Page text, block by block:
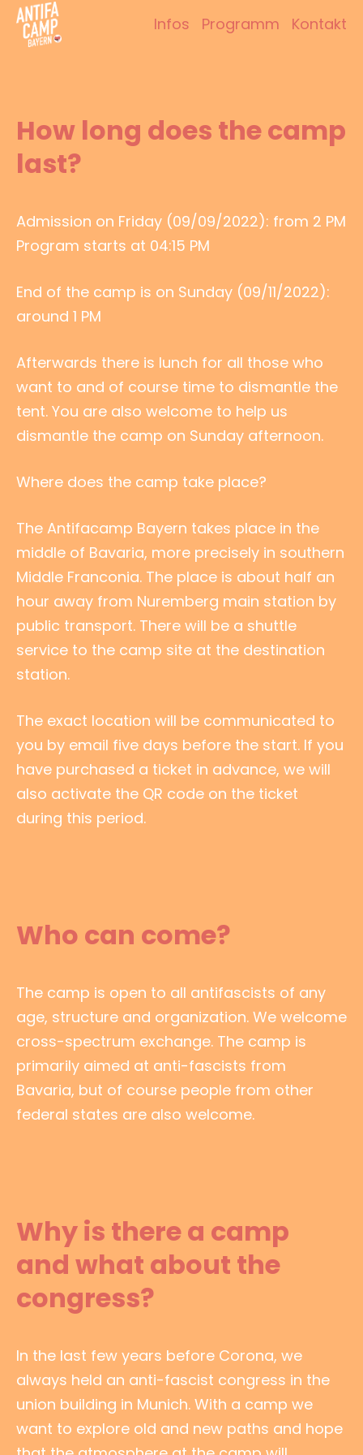
Zum
Inhalt
Infos Programm Kontakt
How long does the camp
last?
Admission on Friday (09/09/2022): from 2 PM
Program starts at 04:15 PM
End of the camp is on Sunday (09/11/2022):
around 1 PM
Afterwards there is lunch for all those who
want to and of course time to dismantle the
tent. You are also welcome to help us
dismantle the camp on Sunday afternoon.
Where does the camp take place?
The Antifacamp Bayern takes place in the
middle of Bavaria, more precisely in southern
Middle Franconia. The place is about half an
hour away from Nuremberg main station by
public transport. There will be a shuttle
service to the camp site at the destination
station.
The exact location will be communicated to
you by email five days before the start. If you
have purchased a ticket in advance, we will
also activate the QR code on the ticket
during this period.
Who can come?
The camp is open to all antifascists of any
age, structure and organization. We welcome
cross-spectrum exchange. The camp is
primarily aimed at anti-fascists from
Bavaria, but of course people from other
federal states are also welcome.
Why is there a camp
and what about the
congress?
In the last few years before Corona, we
always held an anti-fascist congress in the
union building in Munich. With a camp we
want to explore old and new paths and hope